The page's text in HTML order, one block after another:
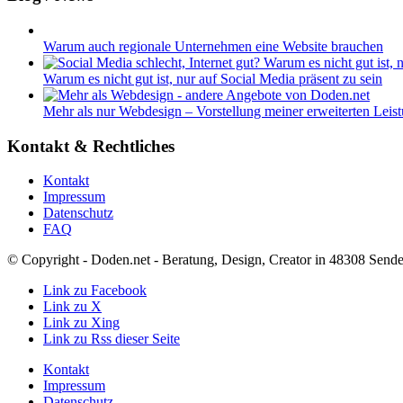
Warum auch regionale Unternehmen eine Website brauchen
Warum es nicht gut ist, nur auf Social Media präsent zu sein
Mehr als nur Webdesign – Vorstellung meiner erweiterten
Kontakt & Rechtliches
Kontakt
Impressum
Datenschutz
FAQ
© Copyright - Doden.net - Beratung, Design, Creator in 48308
Link zu Facebook
Link zu X
Link zu Xing
Link zu Rss dieser Seite
Kontakt
Impressum